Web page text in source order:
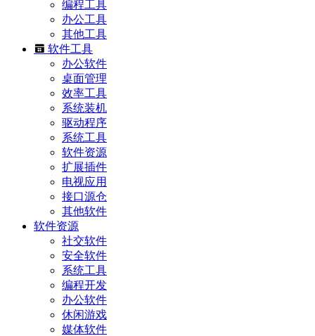
编程工具
办公工具
其他工具
软件工具
办公软件
桌面管理
效率工具
系统装机
驱动程序
系统工具
软件资源
扩展插件
电视应用
接口源仓
其他软件
软件资源
社交软件
安全软件
系统工具
编程开发
办公软件
休闲游戏
媒体软件